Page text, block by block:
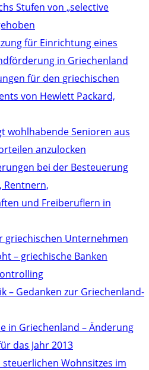
Stufen von „selective
für Einrichtung eines
in Griechenland
für den griechischen
von Hewlett Packard,
wohlhabende Senioren aus
anzulocken
bei der Besteuerung
Rentnern,
und Freiberuflern in
griechischen Unternehmen
– griechische Banken
– Gedanken zur Griechenland-
in Griechenland – Änderung
das Jahr 2013
Wohnsitzes im